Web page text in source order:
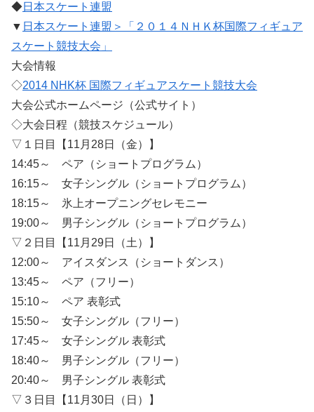
◆日本スケート連盟
▼ 日本スケート連盟＞「２０１４ＮＨＫ杯国際フィギュア
スケート競技大会」
大会情報
◇2014 NHK杯 国際フィギュアスケート競技大会
大会公式ホームページ（公式サイト）
◇大会日程（競技スケジュール）
▽１日目【11月28日（金）】
14:45～ ペア（ショートプログラム）
16:15～ 女子シングル（ショートプログラム）
18:15～ 氷上オープニングセレモニー
19:00～ 男子シングル（ショートプログラム）
▽２日目【11月29日（土）】
12:00～ アイスダンス（ショートダンス）
13:45～ ペア（フリー）
15:10～ ペア 表彰式
15:50～ 女子シングル（フリー）
17:45～ 女子シングル 表彰式
18:40～ 男子シングル（フリー）
20:40～ 男子シングル 表彰式
▽３日目【11月30日（日）】